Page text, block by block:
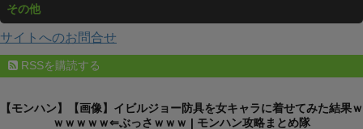
その他
サイトへのお問合せ
RSSを購読する
【モンハン】【画像】イビルジョー防具を女キャラに着せてみた結果ｗ
ｗｗｗｗｗ⇐ぶっさｗｗｗ | モンハン攻略まとめ隊